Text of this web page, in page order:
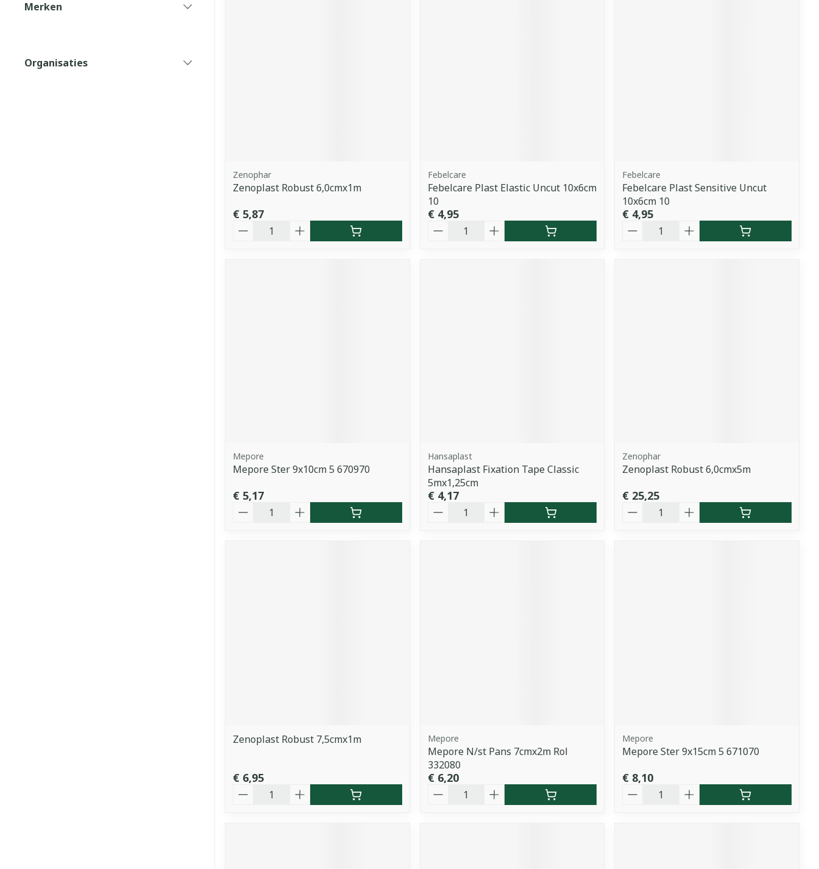
Merken
Organisaties
Zenophar
Zenoplast Robust 6,0cmx1m
€ 5,87
Febelcare
Febelcare Plast Elastic Uncut 10x6cm
10
€ 4,95
Febelcare
Febelcare Plast Sensitive Uncut
10x6cm 10
€ 4,95
Mepore
Mepore Ster 9x10cm 5 670970
€ 5,17
Hansaplast
Hansaplast Fixation Tape Classic
5mx1,25cm
€ 4,17
Zenophar
Zenoplast Robust 6,0cmx5m
€ 25,25
Zenoplast Robust 7,5cmx1m
€ 6,95
Mepore
Mepore N/st Pans 7cmx2m Rol
332080
€ 6,20
Mepore
Mepore Ster 9x15cm 5 671070
€ 8,10